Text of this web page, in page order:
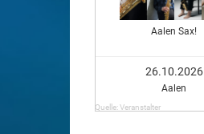
Aalen Sax!
26.10.2026
Aalen
Quelle: Veranstalter